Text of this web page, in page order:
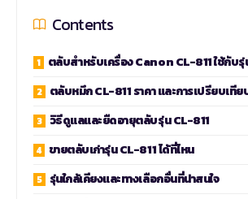
Contents
ตลับสำหรับเครื่อง Canon CL-811 ใช้กับรุ่
ตลับหมึก CL-811 ราคา และการเปรียบเที
วิธีดูแลและยืดอายุตลับรุ่น CL-811
ขายตลับเก่ารุ่น CL-811 ได้ที่ไหน
รุ่นใกล้เคียงและทางเลือกอื่นที่น่าสนใจ